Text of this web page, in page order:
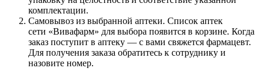
комплектации.
Самовывоз из выбранной аптеки. Список аптек
сети «Вивафарм» для выбора появится в корзине. Когда
заказ поступит в аптеку — с вами свяжется фармацевт.
Для получения заказа обратитесь к сотруднику и
назовите номер.